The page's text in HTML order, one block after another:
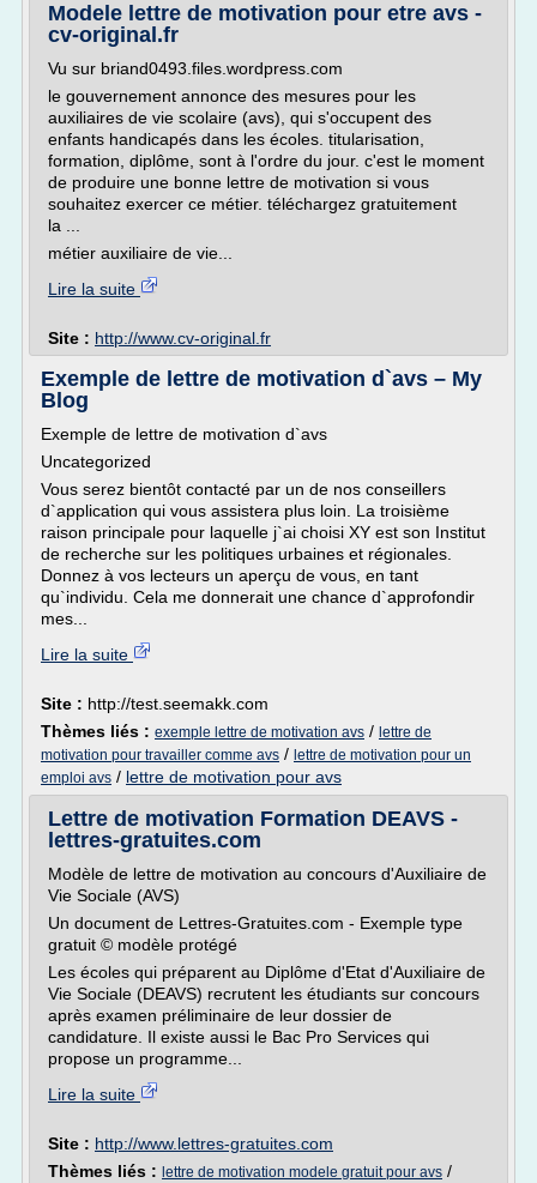
Modele lettre de motivation pour etre avs -
cv-original.fr
Vu sur briand0493.files.wordpress.com
le gouvernement annonce des mesures pour les
auxiliaires de vie scolaire (avs), qui s'occupent des
enfants handicapés dans les écoles. titularisation,
formation, diplôme, sont à l'ordre du jour. c'est le moment
de produire une bonne lettre de motivation si vous
souhaitez exercer ce métier. téléchargez gratuitement
la ...
métier auxiliaire de vie...
Lire la suite
Site : http://www.cv-original.fr
Exemple de lettre de motivation d`avs – My
Blog
Exemple de lettre de motivation d`avs
Uncategorized
Vous serez bientôt contacté par un de nos conseillers
d`application qui vous assistera plus loin. La troisième
raison principale pour laquelle j`ai choisi XY est son Institut
de recherche sur les politiques urbaines et régionales.
Donnez à vos lecteurs un aperçu de vous, en tant
qu`individu. Cela me donnerait une chance d`approfondir
mes...
Lire la suite
Site : http://test.seemakk.com
Thèmes liés : exemple lettre de motivation avs / lettre de
motivation pour travailler comme avs / lettre de motivation pour un
emploi avs / lettre de motivation pour avs
Lettre de motivation Formation DEAVS -
lettres-gratuites.com
Modèle de lettre de motivation au concours d'Auxiliaire de
Vie Sociale (AVS)
Un document de Lettres-Gratuites.com - Exemple type
gratuit © modèle protégé
Les écoles qui préparent au Diplôme d'Etat d'Auxiliaire de
Vie Sociale (DEAVS) recrutent les étudiants sur concours
après examen préliminaire de leur dossier de
candidature. Il existe aussi le Bac Pro Services qui
propose un programme...
Lire la suite
Site : http://www.lettres-gratuites.com
Thèmes liés : lettre de motivation modele gratuit pour avs /